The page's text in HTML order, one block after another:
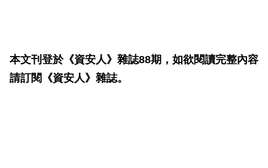
本文刊登於《資安人》雜誌88期，如欲閱讀完整內容
請訂閱《資安人》雜誌。